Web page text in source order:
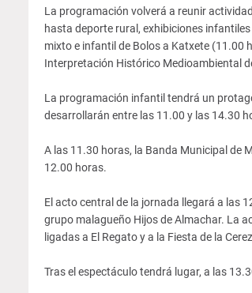
La programación volverá a reunir
hasta deporte rural, exhibiciones
mixto e infantil de Bolos a Katxete (11.00
Interpretación Histórico Medioambiental
La programación infantil tendrá un
desarrollarán entre las 11.00 y las 14.30
A las 11.30 horas, la Banda Municipal de
12.00 horas.
El acto central de la jornada llegará a las
grupo malagueño Hijos de Almachar. La
ligadas a El Regato y a la Fiesta de la
Tras el espectáculo tendrá lugar, a las